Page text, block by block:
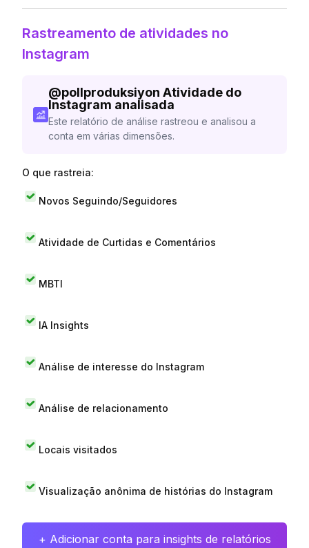
Rastreamento de atividades no
Instagram
@pollproduksiyon Atividade do
Instagram analisada
Este relatório de análise rastreou e analisou a
conta em várias dimensões.
O que rastreia:
Novos Seguindo/Seguidores
Atividade de Curtidas e Comentários
MBTI
IA Insights
Análise de interesse do Instagram
Análise de relacionamento
Locais visitados
Visualização anônima de histórias do Instagram
+ Adicionar conta para insights de relatórios